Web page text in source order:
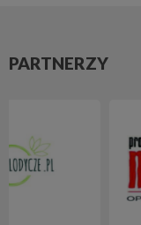
PARTNERZY